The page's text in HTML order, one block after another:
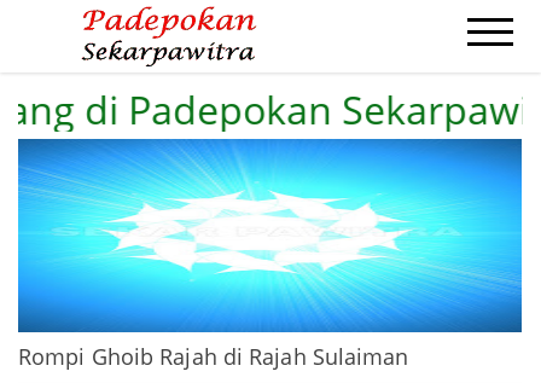
HOME PROFIL ILMU PENGOBATAN
AZIMAH AMPUH PENGASIHAN CONTACT
di Padepokan
Rompi Ghoib Rajah di Rajah Sulaiman